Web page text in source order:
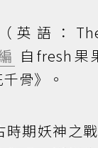
英語：
自fresh果
骨》。
期妖神之